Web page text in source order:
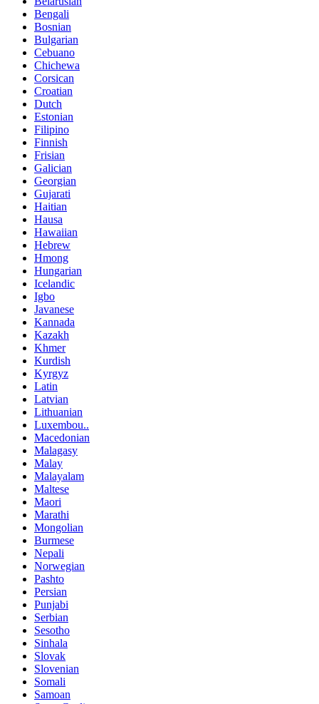
Bengali
Bosnian
Bulgarian
Cebuano
Chichewa
Corsican
Croatian
Dutch
Estonian
Filipino
Finnish
Frisian
Galician
Georgian
Gujarati
Haitian
Hausa
Hawaiian
Hebrew
Hmong
Hungarian
Icelandic
Igbo
Javanese
Kannada
Kazakh
Khmer
Kurdish
Kyrgyz
Latin
Latvian
Lithuanian
Luxembou..
Macedonian
Malagasy
Malay
Malayalam
Maltese
Maori
Marathi
Mongolian
Burmese
Nepali
Norwegian
Pashto
Persian
Punjabi
Serbian
Sesotho
Sinhala
Slovak
Slovenian
Somali
Samoan